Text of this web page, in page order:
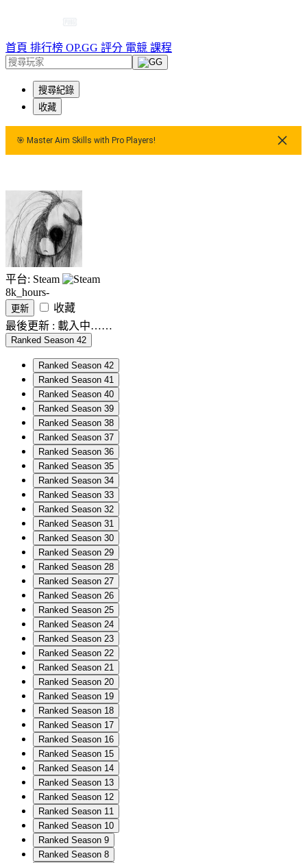
首頁 排行榜 OP.GG 評分 電競 課程
搜尋紀錄
收藏
🎯 Master Aim Skills with Pro Players!
平台: Steam
8k_hours-
更新
收藏
最後更新 : 載入中……
Ranked Season 42
Ranked Season 42
Ranked Season 41
Ranked Season 40
Ranked Season 39
Ranked Season 38
Ranked Season 37
Ranked Season 36
Ranked Season 35
Ranked Season 34
Ranked Season 33
Ranked Season 32
Ranked Season 31
Ranked Season 30
Ranked Season 29
Ranked Season 28
Ranked Season 27
Ranked Season 26
Ranked Season 25
Ranked Season 24
Ranked Season 23
Ranked Season 22
Ranked Season 21
Ranked Season 20
Ranked Season 19
Ranked Season 18
Ranked Season 17
Ranked Season 16
Ranked Season 15
Ranked Season 14
Ranked Season 13
Ranked Season 12
Ranked Season 11
Ranked Season 10
Ranked Season 9
Ranked Season 8